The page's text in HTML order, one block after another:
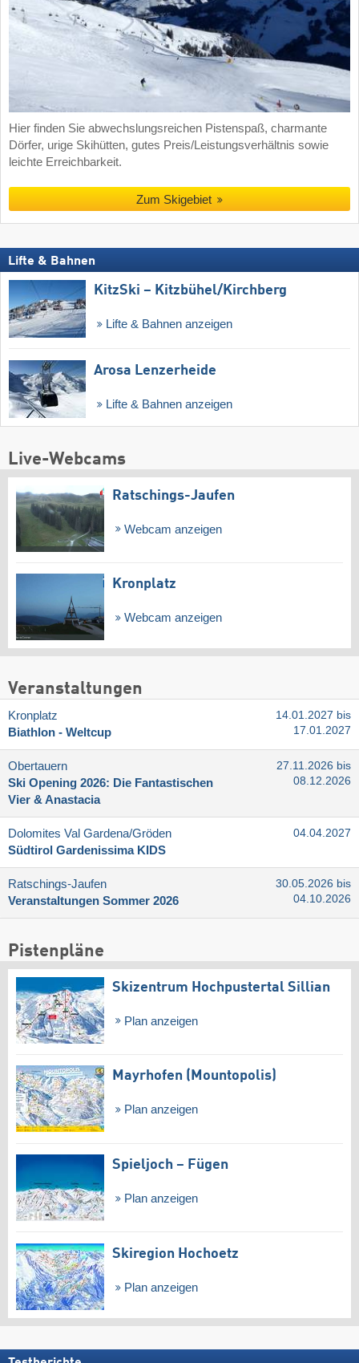
Hier finden Sie abwechslungsreichen Pistenspaß, charmante
Dörfer, urige Skihütten, gutes Preis/Leistungsverhältnis sowie
leichte Erreichbarkeit.
Zum Skigebiet
Lifte & Bahnen
KitzSki – Kitzbühel/​Kirchberg
Lifte & Bahnen anzeigen
Arosa Lenzerheide
Lifte & Bahnen anzeigen
Live-Webcams
Ratschings-Jaufen
Webcam anzeigen
Kronplatz
Webcam anzeigen
Veranstaltungen
Kronplatz
Biathlon - Weltcup
14.01.2027 bis
17.01.2027
Obertauern
Ski Opening 2026: Die Fantastischen
Vier & Anastacia
27.11.2026 bis
08.12.2026
Dolomites Val Gardena/​Gröden
Südtirol Gardenissima KIDS
04.04.2027
Ratschings-Jaufen
Veranstaltungen Sommer 2026
30.05.2026 bis
04.10.2026
Pistenpläne
Skizentrum Hochpustertal Sillian
Plan anzeigen
Mayrhofen (Mountopolis)
Plan anzeigen
Spieljoch – Fügen
Plan anzeigen
Skiregion Hochoetz
Plan anzeigen